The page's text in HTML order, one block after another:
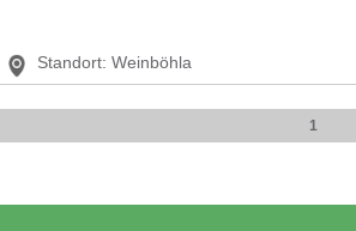
Standort: Weinböhla
1